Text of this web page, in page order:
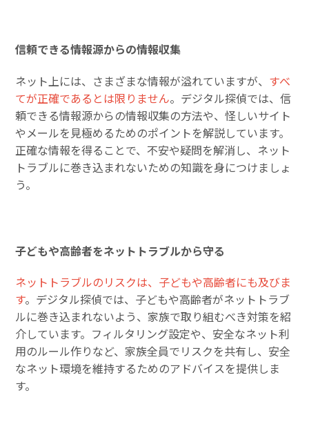
信頼できる情報源からの情報収集
ネット上には、さまざまな情報が溢れていますが、 すべ
てが正確であるとは限りません。デジタル探偵では、信
頼できる情報源からの情報収集の方法や、怪しいサイト
やメールを見極めるためのポイントを解説しています。
正確な情報を得ることで、不安や疑問を解消し、ネット
トラブルに巻き込まれないための知識を身につけましょ
う。
子どもや高齢者をネットトラブルから守る
ネットトラブルのリスクは、子どもや高齢者にも及びま
す。デジタル探偵では、子どもや高齢者がネットトラブ
ルに巻き込まれないよう、家族で取り組むべき対策を紹
介しています。フィルタリング設定や、安全なネット利
用のルール作りなど、家族全員でリスクを共有し、安全
なネット環境を維持するためのアドバイスを提供しま
す。